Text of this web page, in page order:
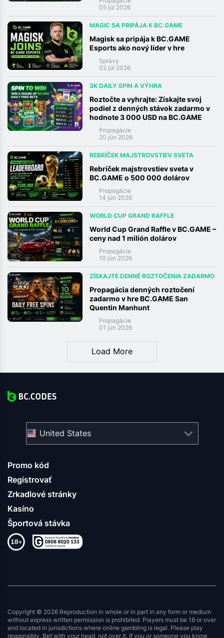
05 júl 2026
MAGIC SA PRIPÁJA K BC.GAME
Magisk sa pripája k BC.GAME
Esports ako nový líder v hre
Správy
02 júl 2026
3K DAILY SPIN A VÝHRA
Roztočte a vyhrajte: Získajte svoj
podiel z denných stávok zadarmo v
hodnote 3 000 USD na BC.GAME
Propagácie
20 jún 2026
REBRÍČEK MAJSTROVSTIEV SVETA
Rebríček majstrovstiev sveta v
BC.GAME o 500 000 dolárov
Propagácie
14 jún 2026
WORLD CUP GRAND RAFFLE
World Cup Grand Raffle v BC.GAME –
ceny nad 1 milión dolárov
Propagácie
10 jún 2026
ZÍSKAJTE DENNÉ ROZTOČENIA ZADARMO
Propagácia denných roztočení
zadarmo v hre BC.GAME San
Quentin Manhunt
Propagácie
01 jún 2026
Load More
Promo kód
Registrovať
Zrkadlové stránky
Kasíno
Športová stávka
United States
Copyright © 2026 Reproduction in whole or in part in any form or medium
without express written permission is prohibited. Players must be 18 or over
and located in jurisdictions where online gambling is legal. Please play
responsibly. Bet with your head, not over it. If you or someone you know